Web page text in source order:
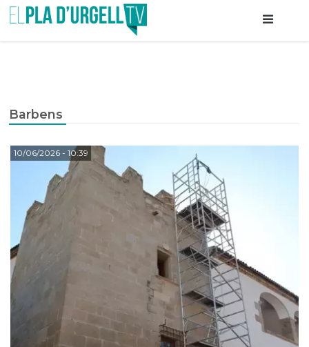
Barbens
10/06/2026- 10:39